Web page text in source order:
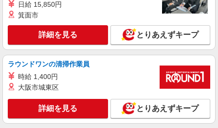
株式会社トラストグロース 新宿本社 第1営業部
グループホームでの夜専介護士
一夜勤：29000円〜32000円 ※資格や経験面な
キープ 詳細を見る
日給 15,850円
箕面市
詳細を見る とりあえずキープ
ラウンドワンの清掃作業員
時給 1,400円
大阪市城東区
詳細を見る とりあえずキープ